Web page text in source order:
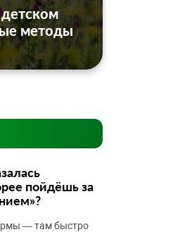
методы
пойдёшь за
— там быстро